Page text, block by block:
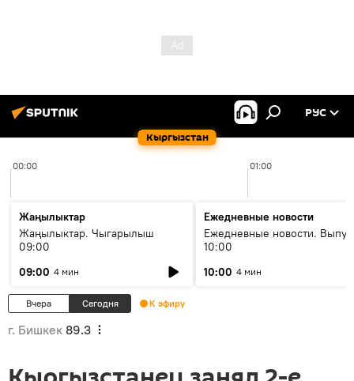
Кыргызстан
РУС
00:00 01:00
Жаңылыктар
Жаңылыктар. Чыгарылыш
09:00
09:00 4 мин
Ежедневные новости
Ежедневные новости.
10:00
10:00 4 мин
Вчера Сегодня К эфиру
г. Бишкек 89.3